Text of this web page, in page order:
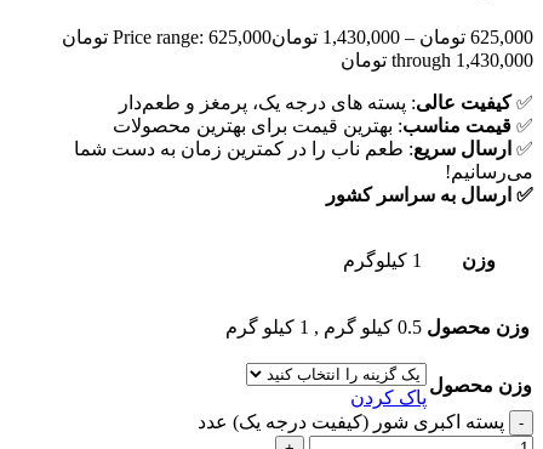
625,000 تومان –
1,430,000 تومان
Price range: 625,000 تومان
through 1,430,000 تومان
✅کیفیت عالی: پسته های درجه یک، پرمغز و طعم‌دار
✅ قیمت مناسب: بهترین قیمت برای بهترین محصولات
✅ ارسال سریع: طعم ناب را در کمترین زمان به دست شما
می‌رسانیم!
✅ ارسال به سراسر کشور
وزن 1 کیلوگرم
وزن محصول 0.5 کیلو گرم , 1 کیلو گرم
وزن محصول
پاک کردن
پسته اکبری شور (کیفیت درجه یک) عدد